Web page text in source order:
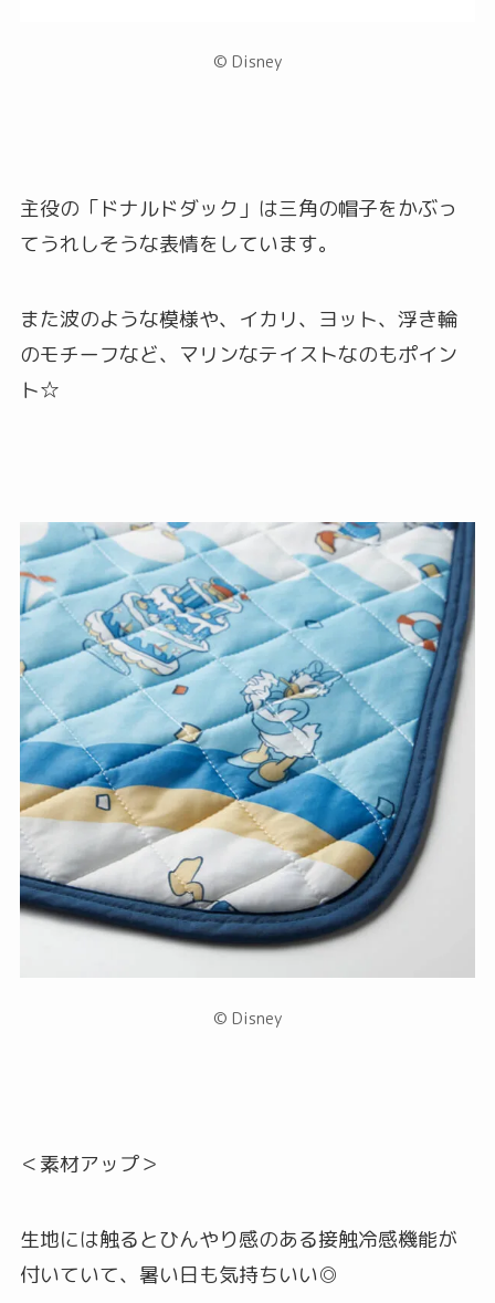
© Disney
主役の「ドナルドダック」は三角の帽子をかぶっ
てうれしそうな表情をしています。
また波のような模様や、イカリ、ヨット、浮き輪
のモチーフなど、マリンなテイストなのもポイン
ト☆
© Disney
＜素材アップ＞
生地には触るとひんやり感のある接触冷感機能が
付いていて、暑い日も気持ちいい◎